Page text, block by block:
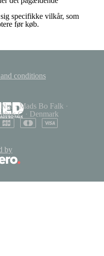
specifikke vilkår, som
før køb.
conditions
· Mads Bo Falk ·
C · Denmark
by